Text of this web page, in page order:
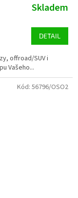
Skladem
DETAIL
offroad/SUV i
Vašeho...
Kód: 56796/OSO2